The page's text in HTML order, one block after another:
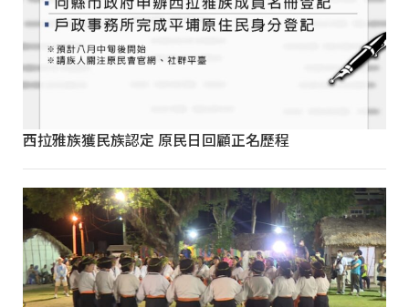
西拉雅族獲民族認定 原民日回顧正名歷程